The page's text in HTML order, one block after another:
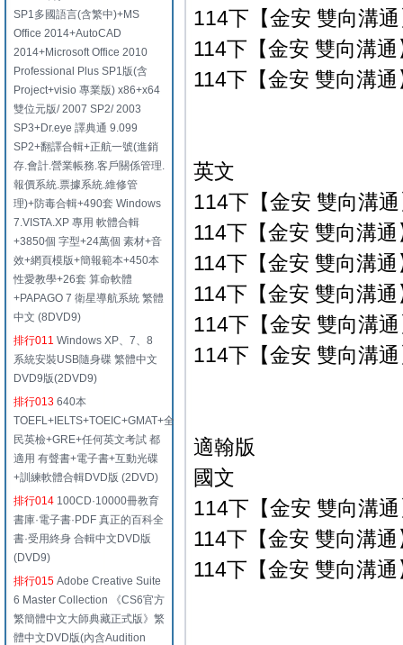
SP1多國語言(含繁中)+MS
Office 2014+AutoCAD
2014+Microsoft Office 2010
Professional Plus SP1版(含
Project+visio 專業版) x86+x64
雙位元版/ 2007 SP2/ 2003
SP3+Dr.eye 譯典通 9.099
SP2+翻譯合輯+正航一號(進銷
存.會計.營業帳務.客戶關係管理.
報價系統.票據系統.維修管
理)+防毒合輯+490套 Windows
7.VISTA.XP 專用 軟體合輯
+3850個 字型+24萬個 素材+音
效+網頁模版+簡報範本+450本
性愛教學+26套 算命軟體
+PAPAGO 7 衛星導航系統 繁體
中文 (8DVD9)
排行011 Windows XP、7、8
系統安裝USB隨身碟 繁體中文
DVD9版(2DVD9)
排行013 640本
TOEFL+IELTS+TOEIC+GMAT+全
民英檢+GRE+任何英文考試 都
適用 有聲書+電子書+互動光碟
+訓練軟體合輯DVD版 (2DVD)
排行014 100CD·10000冊教育
書庫·電子書·PDF 真正的百科全
書·受用終身 合輯中文DVD版
(DVD9)
排行015 Adobe Creative Suite
6 Master Collection 《CS6官方
繁簡體中文大師典藏正式版》繁
體中文DVD版(內含Audition
114下【金安 雙向溝
114下【金安 雙向溝
114下【金安 雙向溝
英文
114下【金安 雙向溝
114下【金安 雙向溝
114下【金安 雙向溝
114下【金安 雙向溝
114下【金安 雙向溝
114下【金安 雙向溝
適翰版
國文
114下【金安 雙向溝
114下【金安 雙向溝
114下【金安 雙向溝